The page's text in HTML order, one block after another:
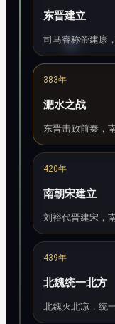
东晋建立
司马睿称帝建康
383年
淝水之战
东晋击败前秦，
420年
南朝宋建立
刘裕代晋建宋，
439年
北魏统一北方
北魏灭北凉，统